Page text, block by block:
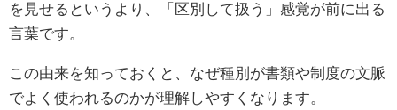
を見せるというより、「区別して扱う」感覚が前に出る
言葉です。
この由来を知っておくと、なぜ種別が書類や制度の文脈
でよく使われるのかが理解しやすくなります。